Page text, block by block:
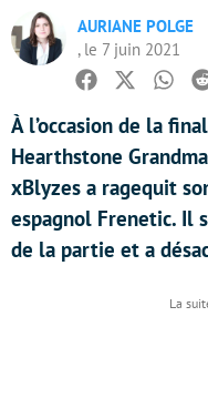
AURIANE POLGE
, le 7 juin 2021
Facebook
Twitter
À l’occasion de la
Hearthstone
xBlyzes a ragequit
espagnol Frenetic. Il
de la partie et a